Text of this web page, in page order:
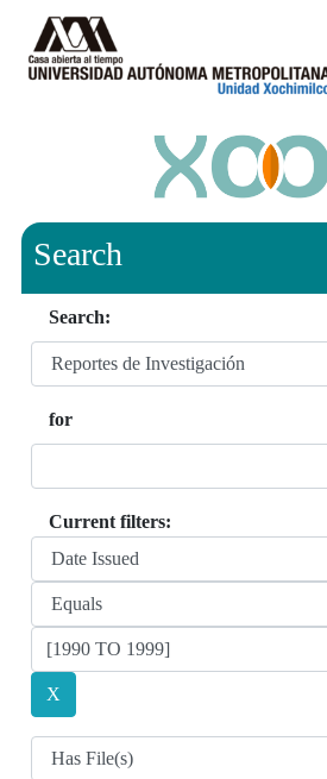
Search
Search:
for
Current filters: